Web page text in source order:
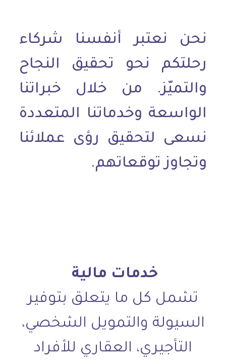
نحن نعتبر أنفسنا شركاء
رحلتكم نحو تحقيق النجاح
والتميّز. من خلال خبراتنا
الواسعة وخدماتنا المتعددة
نسعى لتحقيق رؤى عملائنا
وتجاوز توقعاتهم.
خدمات مالية
تشمل كل ما يتعلق بتوفير
السيولة والتمويل الشخصي،
التأجيري، العقاري للأفراد